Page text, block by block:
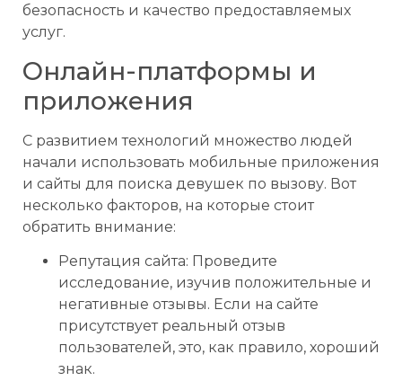
безопасность и качество предоставляемых
услуг.
Онлайн-платформы и
приложения
С развитием технологий множество людей
начали использовать мобильные приложения
и сайты для поиска девушек по вызову. Вот
несколько факторов, на которые стоит
обратить внимание:
Репутация сайта: Проведите
исследование, изучив положительные и
негативные отзывы. Если на сайте
присутствует реальный отзыв
пользователей, это, как правило, хороший
знак.